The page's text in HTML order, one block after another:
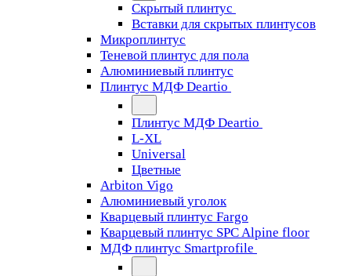
Скрытый плинтус
Вставки для скрытых плинтусов
Микроплинтус
Теневой плинтус для пола
Алюминиевый плинтус
Плинтус МДФ Deartio
Плинтус МДФ Deartio
L-XL
Universal
Цветные
Arbiton Vigo
Алюминиевый уголок
Кварцевый плинтус Fargo
Кварцевый плинтус SPC Alpine floor
МДФ плинтус Smartprofile